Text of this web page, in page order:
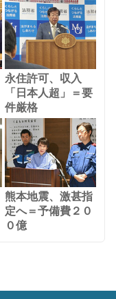
永住許可、収入
「日本人超」＝要
件厳格
熊本地震、激甚指
定へ＝予備費２０
０億